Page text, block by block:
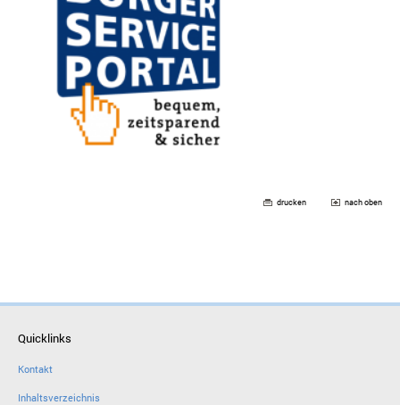
drucken nach oben
Quicklinks
Kontakt
Inhaltsverzeichnis